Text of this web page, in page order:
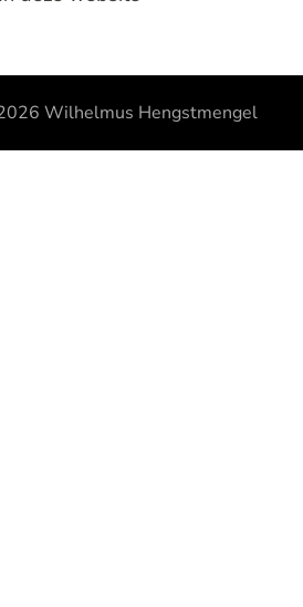
Wilhelmus Hengstmengel